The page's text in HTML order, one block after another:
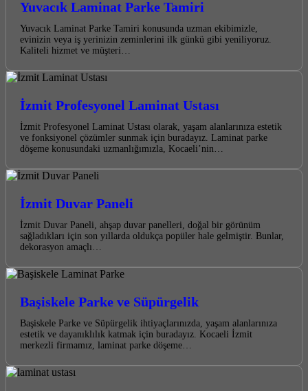
Yuvacık Laminat Parke Tamiri
Yuvacık Laminat Parke Tamiri konusunda uzman ekibimizle,
evinizin veya iş yerinizin zeminlerini ilk günkü gibi yeniliyoruz.
Kaliteli hizmet ve müşteri…
İzmit Profesyonel Laminat Ustası
İzmit Profesyonel Laminat Ustası olarak, yaşam alanlarınıza estetik
ve fonksiyonel çözümler sunmak için buradayız. Laminat parke
döşeme konusundaki uzmanlığımızla, Kocaeli’nin…
İzmit Duvar Paneli
İzmit Duvar Paneli, ahşap duvar panelleri, doğal bir görünüm
sağladıkları için son yıllarda oldukça popüler hale gelmiştir. Bunlar,
dekorasyon amaçlı…
Başiskele Parke ve Süpürgelik
Başiskele Parke ve Süpürgelik ihtiyaçlarınızda, yaşam alanlarınıza
estetik ve dayanıklılık katmak için buradayız. Kocaeli İzmit
merkezli firmamız, laminat parke döşeme…